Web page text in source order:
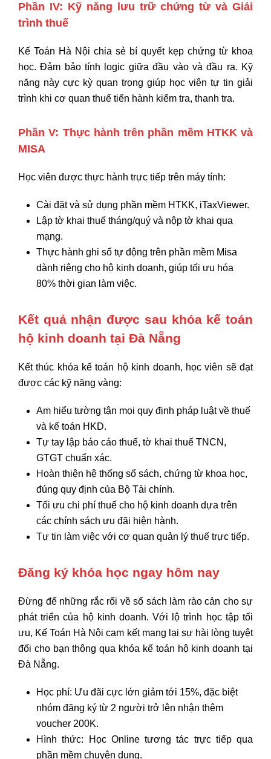
Phần IV: Kỹ năng lưu trữ chứng từ và Giải
trình thuế
Kế Toán Hà Nội chia sẻ bí quyết kẹp chứng từ khoa
học. Đảm bảo tính logic giữa đầu vào và đầu ra. Kỹ
năng này cực kỳ quan trọng giúp học viên tự tin giải
trình khi cơ quan thuế tiến hành kiểm tra, thanh tra.
Phần V: Thực hành trên phần mềm HTKK và
MISA
Học viên được thực hành trực tiếp trên máy tính:
Cài đặt và sử dụng phần mềm HTKK, iTaxViewer.
Lập tờ khai thuế tháng/quý và nộp tờ khai qua
mạng.
Thực hành ghi sổ tự động trên phần mềm Misa
dành riêng cho hộ kinh doanh, giúp tối ưu hóa
80% thời gian làm việc.
Kết quả nhận được sau khóa kế toán
hộ kinh doanh tại Đà Nẵng
Kết thúc khóa kế toán hộ kinh doanh, học viên sẽ đạt
được các kỹ năng vàng:
Am hiểu tường tận mọi quy định pháp luật về thuế
và kế toán HKD.
Tự tay lập báo cáo thuế, tờ khai thuế TNCN,
GTGT chuẩn xác.
Hoàn thiện hệ thống sổ sách, chứng từ khoa học,
đúng quy định của Bộ Tài chính.
Tối ưu chi phí thuế cho hộ kinh doanh dựa trên
các chính sách ưu đãi hiện hành.
Tự tin làm việc với cơ quan quản lý thuế trực tiếp.
Đăng ký khóa học ngay hôm nay
Đừng để những rắc rối về sổ sách làm rào cản cho sự
phát triển của hộ kinh doanh. Với lộ trình học tập tối
ưu, Kế Toán Hà Nội cam kết mang lại sự hài lòng tuyệt
đối cho bạn thông qua khóa kế toán hộ kinh doanh tại
Đà Nẵng.
Học phí: Ưu đãi cực lớn giảm tới 15%, đặc biệt
nhóm đăng ký từ 2 người trở lên nhận thêm
voucher 200K.
Hình thức: Học Online tương tác trực tiếp qua
phần mềm chuyên dụng.